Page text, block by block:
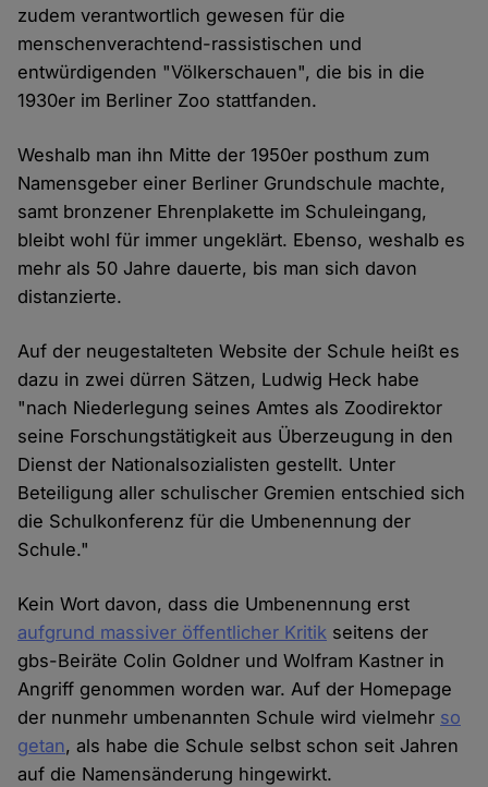
zudem verantwortlich gewesen für die
menschenverachtend-rassistischen und
entwürdigenden "Völkerschauen", die bis in die
1930er im Berliner Zoo stattfanden.
Weshalb man ihn Mitte der 1950er posthum zum
Namensgeber einer Berliner Grundschule machte,
samt bronzener Ehrenplakette im Schuleingang,
bleibt wohl für immer ungeklärt. Ebenso, weshalb es
mehr als 50 Jahre dauerte, bis man sich davon
distanzierte.
Auf der neugestalteten Website der Schule heißt es
dazu in zwei dürren Sätzen, Ludwig Heck habe
"nach Niederlegung seines Amtes als Zoodirektor
seine Forschungstätigkeit aus Überzeugung in den
Dienst der Nationalsozialisten gestellt. Unter
Beteiligung aller schulischer Gremien entschied sich
die Schulkonferenz für die Umbenennung der
Schule."
Kein Wort davon, dass die Umbenennung erst
aufgrund massiver öffentlicher Kritik seitens der
gbs-Beiräte Colin Goldner und Wolfram Kastner in
Angriff genommen worden war. Auf der Homepage
der nunmehr umbenannten Schule wird vielmehr so
getan, als habe die Schule selbst schon seit Jahren
auf die Namensänderung hingewirkt.